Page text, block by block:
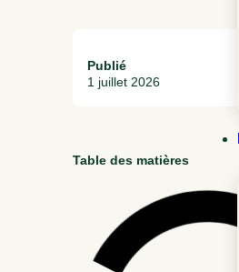
Publié
1 juillet 2026
Table des matières